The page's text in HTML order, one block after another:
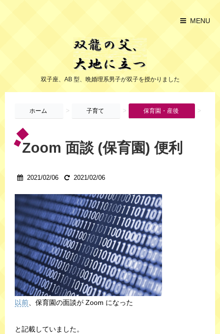
MENU
双子座、AB 型、晩婚理系男子が双子を授かりました
ホーム > 子育て > 保育園・産後 >
Zoom 面談 (保育園) 便利
2021/02/06 2021/02/06
以前、保育園の面談が Zoom になった
と記載していました。